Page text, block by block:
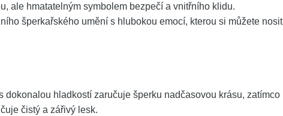
ale hmatatelným symbolem bezpečí a vnitřního klidu.
šperkařského umění s hlubokou emocí, kterou si můžete nosit
dokonalou hladkostí zaručuje šperku nadčasovou krásu, zatímco
čistý a zářivý lesk.